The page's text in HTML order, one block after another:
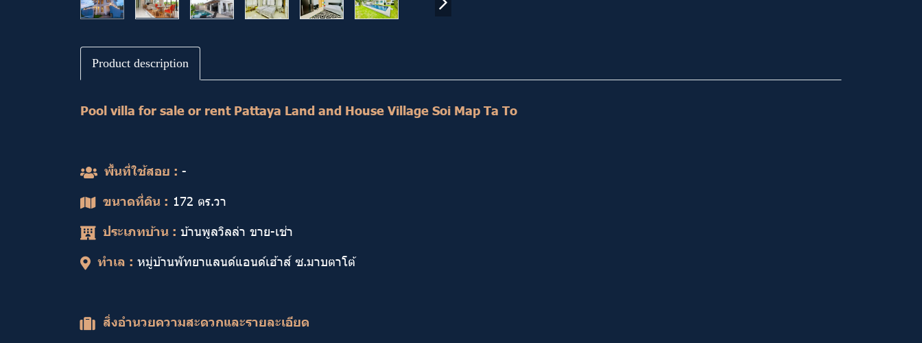
Product description
Pool villa for sale or rent Pattaya Land and House Village Soi Map Ta To
พื้นที่ใช้สอย : -
ขนาดที่ดิน : 172 ตร.วา
ประเภทบ้าน : บ้านพูลวิลล่า ขาย-เช่า
ทำเล : หมู่บ้านพัทยาแลนด์แอนด์เฮ้าส์ ซ.มาบตาโต้
สิ่งอำนวยความสะดวกและรายละเอียด